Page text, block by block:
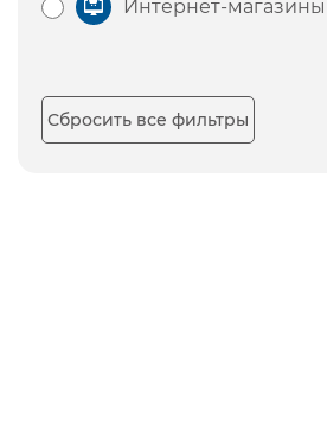
Интернет-магазины
Сбросить все фильтры